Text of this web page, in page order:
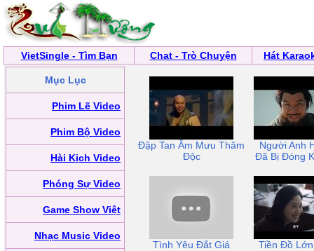
VietSingle - Tìm Bạn Chat - Trò Chuyện Hát
Mục Lục
Phim Lẽ Video
Phim Bộ Video
Hài Kịch Video
Phóng Sự Video
Game Show Việt
Nhạc Music Video
Đập Tan Âm Mưu Thâm
Độc
Người Anh
Đã Bị Đóng
Tình Yêu Đắt Giá Tiền Đồ